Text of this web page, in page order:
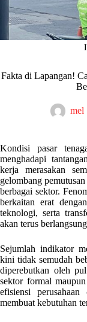
Fakta di Lapangan!
mel
Kondisi pasar
menghadapi
kerja merasakan
gelombang
berbagai sektor.
berkaitan erat
teknologi, serta
akan terus
Sejumlah indikator
kini tidak semudah
diperebutkan oleh
sektor formal
efisiensi
membuat kebutuhan